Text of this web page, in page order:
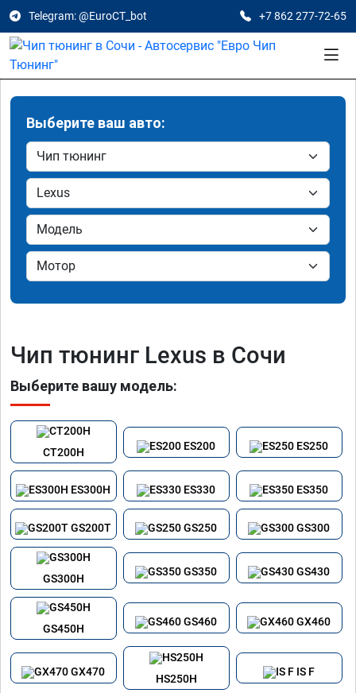
Telegram: @EuroCT_bot +7 862 277-72-65
Выберите ваш авто:
Чип тюнинг Lexus в Сочи
Выберите вашу модель:
CT200H
ES200 ES250
ES300H ES330 ES350
GS200T GS250 GS300
GS300H
GS350 GS430
GS450H
GS460 GX460
GX470
HS250H
IS F